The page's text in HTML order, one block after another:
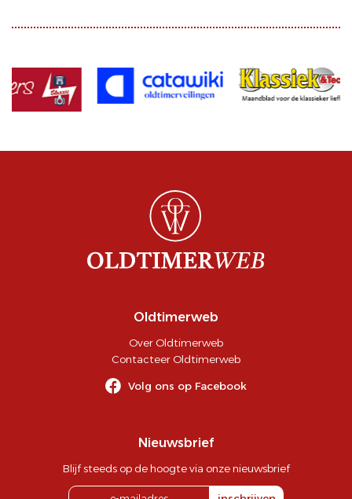
Oldtimerweb
Over Oldtimerweb
Contacteer Oldtimerweb
Volg ons op Facebook
Nieuwsbrief
Blijf steeds op de hoogte via onze nieuwsbrief